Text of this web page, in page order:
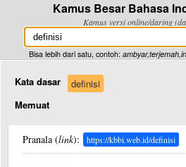
Kamus Besar Bahasa
Kamus versi online/daring
Bisa lebih dari satu, contoh:
Kata dasar
definisi
Memuat
Pranala (link): https://kbbi.web.id/definisi